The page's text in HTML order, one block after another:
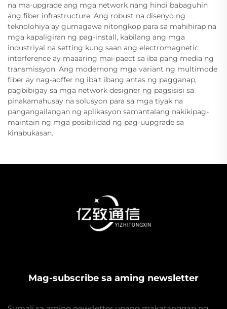
na ma-upgrade ang mga network nang hindi babaguhin
ang fiber infrastructure. Ang robust na disenyo ng
teknolohiya ay gumagawa nitongkop para sa mahihirap na
mga kapaligiran ng pag-install, kabilang ang mga
industriyal na setting kung saan ang electromagnetic
interference ay maaaring mai-paect sa iba pang media ng
transmissyon. Ang modernong mga variant ng multimode
fiber ay nag-aoffer ng iba't ibang antas ng pagganap,
pagbibigay sa mga network designer ng pagsisisi sa
pinakamahusay na solusyon para sa mga tiyak na
pangangailangan ng aplikasyon samantalang nakikipag-
maintain ng mga posibilidad ng pag-uupgrade sa
kinabukasan.
Mag-subscribe sa aming newsletter